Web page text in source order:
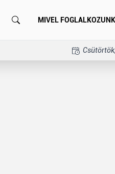
MIVEL FOGLALKOZUNK